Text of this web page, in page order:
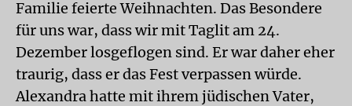
Familie feierte Weihnachten. Das Besondere
für uns war, dass wir mit Taglit am 24.
Dezember losgeflogen sind. Er war daher eher
traurig, dass er das Fest verpassen würde.
Alexandra hatte mit ihrem jüdischen Vater,